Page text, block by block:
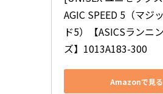
AGIC SPEED 5（マジ
ド5）【ASICSランニ
ズ】1013A183-300
Amazonで見る